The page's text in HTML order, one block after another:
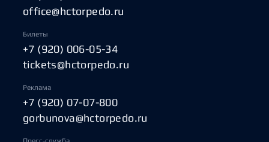
office@hctorpedo.ru
Билеты
+7 (920) 006-05-34
tickets@hctorpedo.ru
Реклама
+7 (920) 07-07-800
gorbunova@hctorpedo.ru